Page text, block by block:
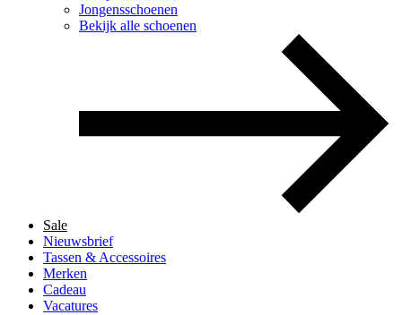
Jongensschoenen
Bekijk alle schoenen
Sale
Nieuwsbrief
Tassen & Accessoires
Merken
Cadeau
Vacatures